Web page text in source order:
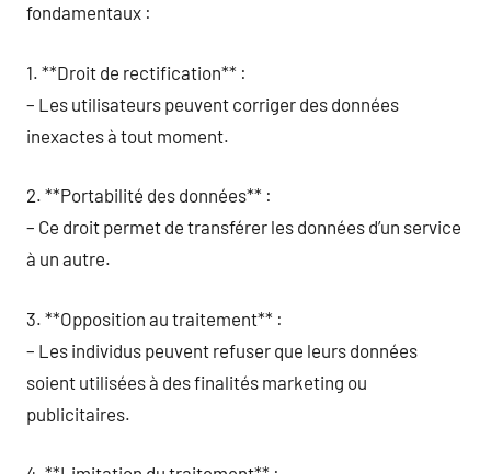
fondamentaux :
1. **Droit de rectification** :
– Les utilisateurs peuvent corriger des données
inexactes à tout moment.
2. **Portabilité des données** :
– Ce droit permet de transférer les données d’un service
à un autre.
3. **Opposition au traitement** :
– Les individus peuvent refuser que leurs données
soient utilisées à des finalités marketing ou
publicitaires.